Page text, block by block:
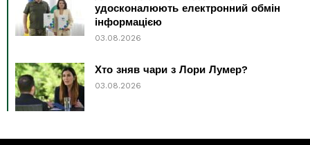
удосконалюють електронний обмін
інформацією
03.08.2026
Хто зняв чари з Лори Лумер?
03.08.2026